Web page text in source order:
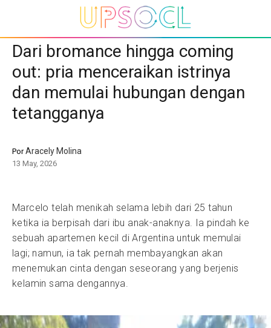
Dari bromance hingga coming
out: pria menceraikan istrinya
dan memulai hubungan dengan
tetangganya
PorAracely Molina
13 May, 2026
Marcelo telah menikah selama lebih dari 25 tahun
ketika ia berpisah dari ibu anak-anaknya. Ia pindah ke
sebuah apartemen kecil di Argentina untuk memulai
lagi; namun, ia tak pernah membayangkan akan
menemukan cinta dengan seseorang yang berjenis
kelamin sama dengannya.